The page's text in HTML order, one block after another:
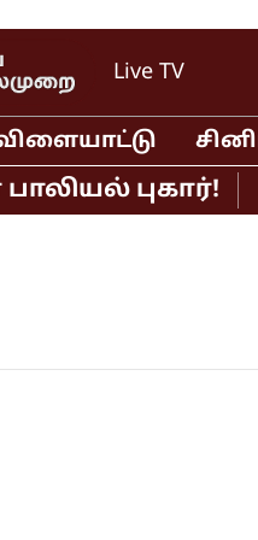
Live TV
புகார்!